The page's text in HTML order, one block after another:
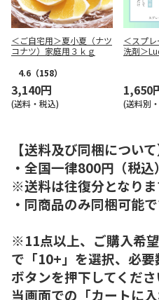
＜ご自宅用＞夏小夏（ナツ
コナツ）家庭用３ｋｇ
4.6 （158）
3,140円
(送料・税込)
＜スプ
洗剤＞
1,650
(送料別
【送料及び同梱について
・全国一律800円（税込）
※送料は往復分となりま
・同商品のみ同梱可能で
※11点以上、ご購入希
で「10+」を選択、必要
ボタンを押下してくださ
当画面での「カートに